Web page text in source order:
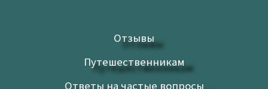
Отзывы
Путешественникам
Ответы на частые вопросы